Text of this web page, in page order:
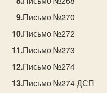
Письмо №270
Письмо №272
Письмо №273
Письмо №274
Письмо №274 ДСП